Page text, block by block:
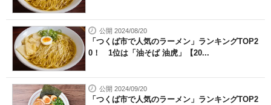
公開 2024/08/20
「つくば市で人気のラーメン」ランキングTOP2
0！ 1位は「油そば 油虎」【20...
公開 2024/09/20
「つくば市で人気のラーメン」ランキングTOP2